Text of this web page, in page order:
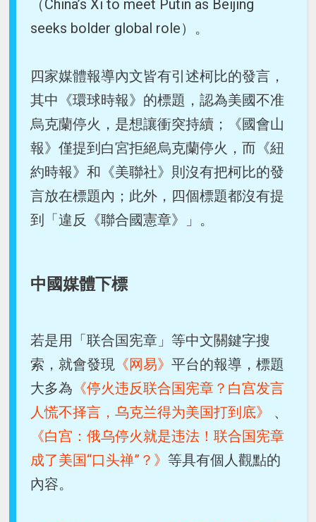
（China’s Xi to meet Putin as Beijing
seeks bolder global role）。
四家媒體報導內文皆有引述柯比的發言，
其中《環球時報》的標題，認為美國不准
烏克蘭停火，是想讓衝突持續；《國會山
報》僅提到白宮拒絕烏克蘭停火，而《紐
約時報》和《美聯社》則沒有把柯比的發
言放在標題內；此外，四個標題都沒有提
到「違反《聯合國憲章》」。
中國媒體下標
若是用「联合国宪章」等中文關鍵字搜
索，就會發現 《网易》平台的報導，標題
大多為 《停火违反联合国宪章？白宫发言
人慌不择言，乌克兰得为美国打到底》
、
《白宫：俄乌停火就是违法！联合国宪章
成了美国“口头禅”？》等具有個人觀點的
內容。